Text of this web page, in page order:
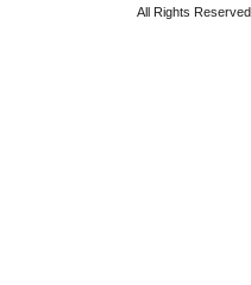
All Rights Reserved